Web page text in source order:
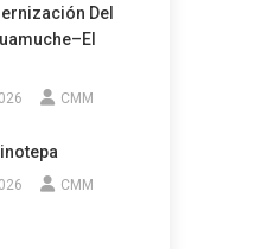
Del
CMM
CMM